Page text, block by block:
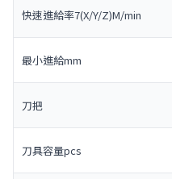
快速進給率7(X/Y/Z)M/min
最小進給mm
刀把
刀具容量pcs